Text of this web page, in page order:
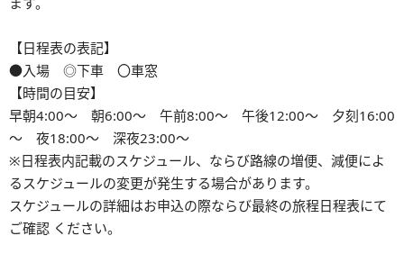
【日程表の表記】
●入場 ◎下車 〇車窓
【時間の目安】
早朝4:00～ 朝6:00～ 午前8:00～ 午後12:00～ 夕刻16:00
～ 夜18:00～ 深夜23:00～
※⽇程表内記載のスケジュール、ならび路線の増便、減便によ
るスケジュールの変更が発⽣する場合があります。
スケジュールの詳細はお申込の際ならび最終の旅程日程表にて
ご確認 ください。